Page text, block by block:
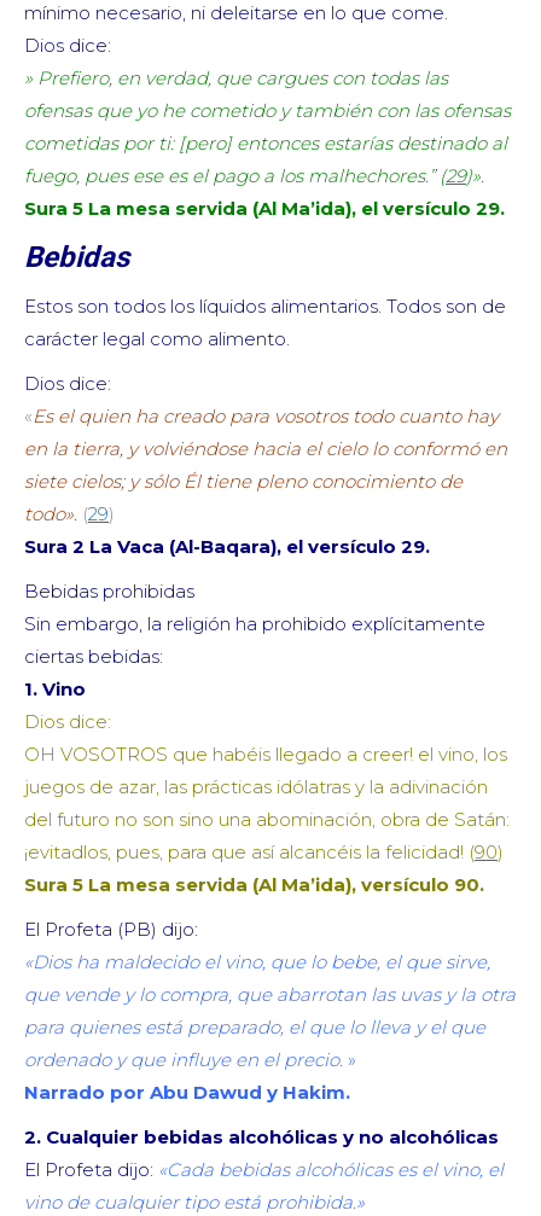
mínimo necesario, ni deleitarse en lo que come.
Dios dice:
» Prefiero, en verdad, que cargues con todas las
ofensas que yo he cometido y también con las ofensas
cometidas por ti: [pero] entonces estarías destinado al
fuego, pues ese es el pago a los malhechores.” (29)».
Sura 5 La mesa servida (Al Ma’ida), el versículo 29.
Bebidas
Estos son todos los líquidos alimentarios. Todos son de
carácter legal como alimento.
Dios dice:
«Es el quien ha creado para vosotros todo cuanto hay
en la tierra, y volviéndose hacia el cielo lo conformó en
siete cielos; y sólo Él tiene pleno conocimiento de
todo». (29)
Sura 2 La Vaca (Al-Baqara), el versículo 29.
Bebidas prohibidas
Sin embargo, la religión ha prohibido explícitamente
ciertas bebidas:
1. Vino
Dios dice:
OH VOSOTROS que habéis llegado a creer! el vino, los
juegos de azar, las prácticas idólatras y la adivinación
del futuro no son sino una abominación, obra de Satán:
¡evitadlos, pues, para que así alcancéis la felicidad! (90)
Sura 5 La mesa servida (Al Ma’ida), versículo 90.
El Profeta (PB) dijo:
«Dios ha maldecido el vino, que lo bebe, el que sirve,
que vende y lo compra, que abarrotan las uvas y la otra
para quienes está preparado, el que lo lleva y el que
ordenado y que influye en el precio. »
Narrado por Abu Dawud y Hakim.
2. Cualquier bebidas alcohólicas y no alcohólicas
El Profeta dijo: «Cada bebidas alcohólicas es el vino, el
vino de cualquier tipo está prohibida.»